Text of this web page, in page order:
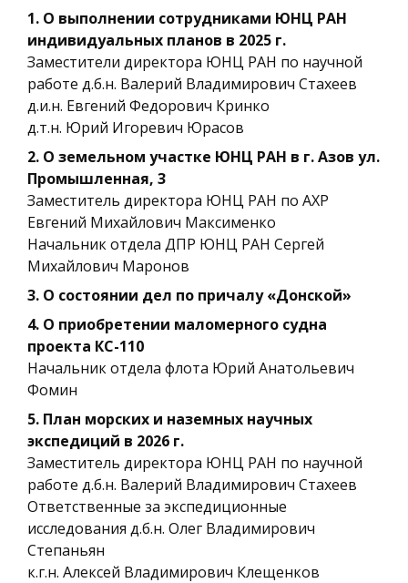
1. О выполнении сотрудниками ЮНЦ РАН
индивидуальных планов в 2025 г.
Заместители директора ЮНЦ РАН по научной
работе д.б.н. Валерий Владимирович Стахеев
д.и.н. Евгений Федорович Кринко
д.т.н. Юрий Игоревич Юрасов
2. О земельном участке ЮНЦ РАН в г. Азов ул.
Промышленная, 3
Заместитель директора ЮНЦ РАН по АХР
Евгений Михайлович Максименко
Начальник отдела ДПР ЮНЦ РАН Сергей
Михайлович Маронов
3. О состоянии дел по причалу «Донской»
4. О приобретении маломерного судна
проекта КС-110
Начальник отдела флота Юрий Анатольевич
Фомин
5. План морских и наземных научных
экспедиций в 2026 г.
Заместитель директора ЮНЦ РАН по научной
работе д.б.н. Валерий Владимирович Стахеев
Ответственные за экспедиционные
исследования д.б.н. Олег Владимирович
Степаньян
к.г.н. Алексей Владимирович Клещенков